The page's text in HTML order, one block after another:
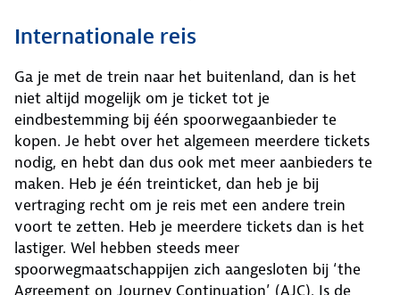
Internationale reis
Ga je met de trein naar het buitenland, dan is het
niet altijd mogelijk om je ticket tot je
eindbestemming bij één spoorwegaanbieder te
kopen. Je hebt over het algemeen meerdere tickets
nodig, en hebt dan dus ook met meer aanbieders te
maken. Heb je één treinticket, dan heb je bij
vertraging recht om je reis met een andere trein
voort te zetten. Heb je meerdere tickets dan is het
lastiger. Wel hebben steeds meer
spoorwegmaatschappijen zich aangesloten bij ‘the
Agreement on Journey Continuation’ (AJC). Is de